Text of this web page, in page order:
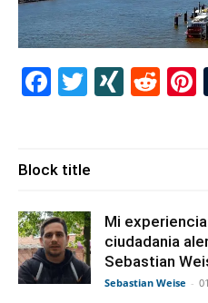
Facebook
Twitter
XING
Block title
Mi
ciudadania
Sebastian
Sebastian Weise -